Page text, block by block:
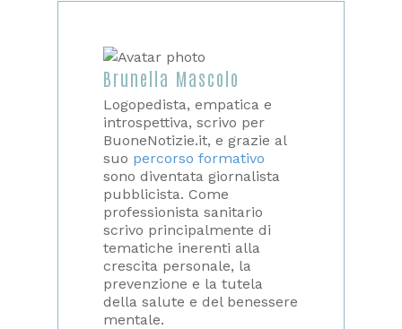
Brunella Mascolo
Logopedista, empatica e
introspettiva, scrivo per
BuoneNotizie.it, e grazie al
suo percorso formativo
sono diventata giornalista
pubblicista. Come
professionista sanitario
scrivo principalmente di
tematiche inerenti alla
crescita personale, la
prevenzione e la tutela
della salute e del benessere
mentale.